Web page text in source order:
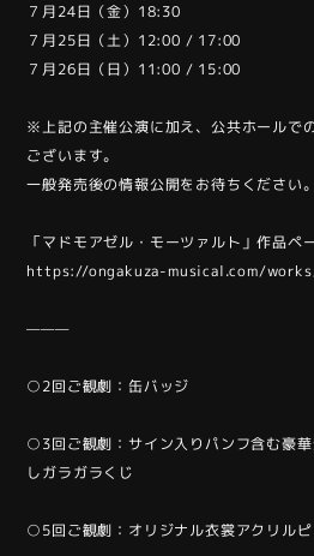
７月24日（金）18:30
７月25日（土）12:00 / 17:00
７月26日（日）11:00 / 15:00
※上記の主催公演に加え、公共ホールで
ございます。
一般発売後の情報公開をお待ちください。
「マドモアゼル・モーツァルト」作品ペ
https://ongakuza-musical.com/
———
○2回ご観劇：缶バッジ
○3回ご観劇：サイン入りパンフ含む豪
しガラガラくじ
○5回ご観劇：オリジナル衣裳アクリルピ